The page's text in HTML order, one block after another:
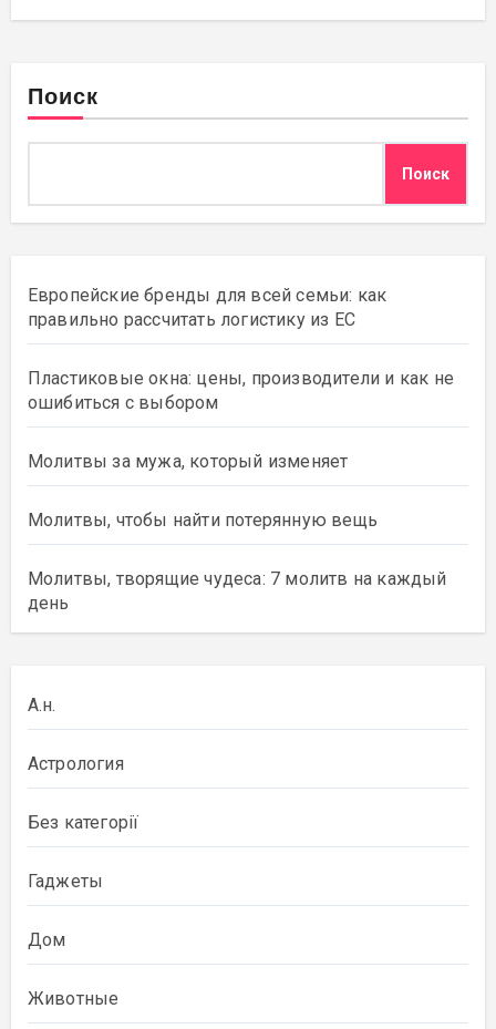
Поиск
Поиск
Европейские бренды для всей семьи: как
правильно рассчитать логистику из ЕС
Пластиковые окна: цены, производители и как не
ошибиться с выбором
Молитвы за мужа, который изменяет
Молитвы, чтобы найти потерянную вещь
Молитвы, творящие чудеса: 7 молитв на каждый
день
А.н.
Астрология
Без категорії
Гаджеты
Дом
Животные